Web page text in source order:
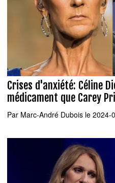
Crises d'anxiété: Céline
médicament que Carey
Par Marc-André Dubois le 2024-